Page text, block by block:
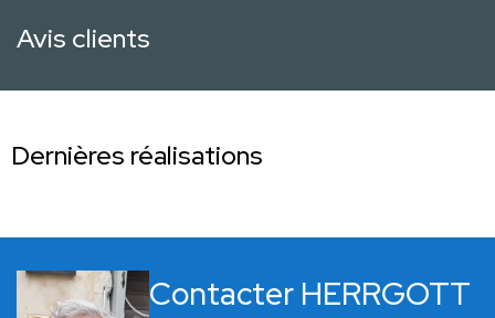
Avis clients
Dernières réalisations
Contacter HERRGOTT